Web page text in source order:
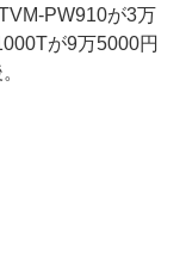
PW910が3万
が9万5000円